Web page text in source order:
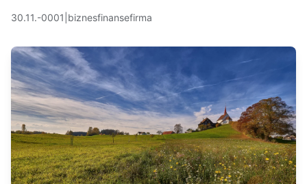
30.11.-0001 biznesfinansefirma